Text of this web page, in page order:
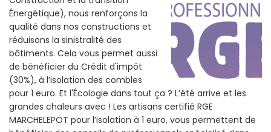
Énergétique), nous renforçons la
qualité dans nos constructions et
réduisons la sinistralité des
bâtiments. Cela vous permet aussi
de bénéficier du Crédit d'impôt
(30%), à l’isolation des combles
pour 1 euro. Et l'Écologie dans tout ça ? L’été arrive et les
grandes chaleurs avec ! Les artisans certifié RGE
MARCHELEPOT pour l’isolation à 1 euro, vous permettent de